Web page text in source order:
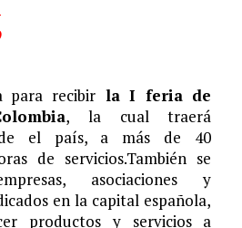
para recibir la I feria de
, la cual traerá
el país, a más de 40
de servicios.También se
asociaciones y
en la capital española,
productos y servicios a